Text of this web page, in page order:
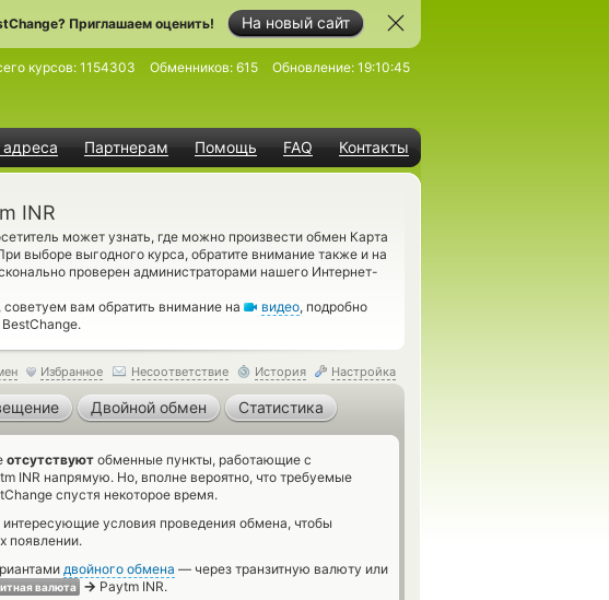
На новый сайт
Приглашаем оценить!
Партнерам Помощь FAQ Контакты
курсов: 1154303 Обменников: 615 Обновление: 19:10:45
INR
может узнать, где можно произвести обмен Карта
выборе выгодного курса, обратите внимание также и на
проверен администраторами нашего Интернет-
вам обратить внимание на
видео, подробно
Избранное Несоответствие История Настройка
Двойной обмен Статистика
отсутствуют обменные пункты, работающие с
INR напрямую. Но, вполне вероятно, что требуемые
спустя некоторое время.
интересующие условия проведения обмена, чтобы
появлении.
двойного обмена — через транзитную валюту или
валюта → Paytm INR.